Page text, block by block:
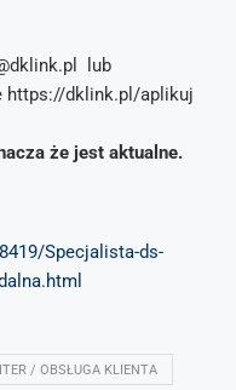
lub
https://dklink.pl/aplikuj
że jest aktualne.
Specjalista-ds-
/ OBSŁUGA KLIENTA